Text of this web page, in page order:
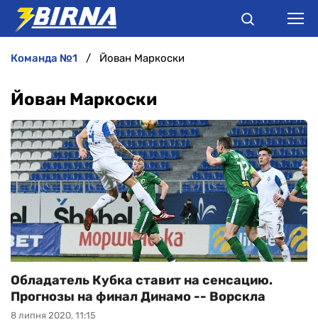
ІНТЕРВ'Ю
РІЗНЕ
БУКМЕКЕРИ
команда №1 Йован Маркоски
Йован Маркоски
8 липня 2020, 11:15
Обладатель Кубка ставит на сенсацию.
Прогнозы на финал Динамо -- Ворскла